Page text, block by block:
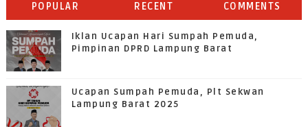
POPULAR RECENT COMMENTS
Iklan Ucapan Hari Sumpah Pemuda,
Pimpinan DPRD Lampung Barat
Ucapan Sumpah Pemuda, Plt Sekwan
Lampung Barat 2025